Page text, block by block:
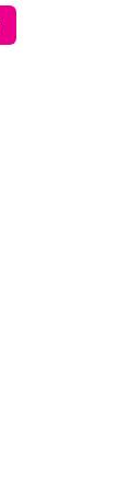
al newsletter